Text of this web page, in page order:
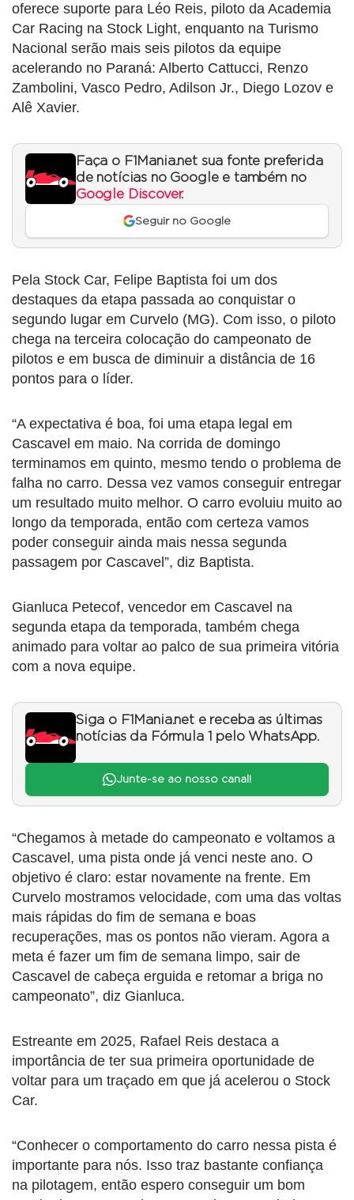
oferece suporte para Léo Reis, piloto da Academia
Car Racing na Stock Light, enquanto na Turismo
Nacional serão mais seis pilotos da equipe
acelerando no Paraná: Alberto Cattucci, Renzo
Zambolini, Vasco Pedro, Adilson Jr., Diego Lozov e
Alê Xavier.
Faça o F1Mania.net sua fonte preferida
de notícias no Google e também no
Google Discover.
Seguir no Google
Pela Stock Car, Felipe Baptista foi um dos
destaques da etapa passada ao conquistar o
segundo lugar em Curvelo (MG). Com isso, o piloto
chega na terceira colocação do campeonato de
pilotos e em busca de diminuir a distância de 16
pontos para o líder.
“A expectativa é boa, foi uma etapa legal em
Cascavel em maio. Na corrida de domingo
terminamos em quinto, mesmo tendo o problema de
falha no carro. Dessa vez vamos conseguir entregar
um resultado muito melhor. O carro evoluiu muito ao
longo da temporada, então com certeza vamos
poder conseguir ainda mais nessa segunda
passagem por Cascavel”, diz Baptista.
Gianluca Petecof, vencedor em Cascavel na
segunda etapa da temporada, também chega
animado para voltar ao palco de sua primeira vitória
com a nova equipe.
Siga o F1Mania.net e receba as últimas
notícias da Fórmula 1 pelo WhatsApp.
Junte-se ao nosso canal!
“Chegamos à metade do campeonato e voltamos a
Cascavel, uma pista onde já venci neste ano. O
objetivo é claro: estar novamente na frente. Em
Curvelo mostramos velocidade, com uma das voltas
mais rápidas do fim de semana e boas
recuperações, mas os pontos não vieram. Agora a
meta é fazer um fim de semana limpo, sair de
Cascavel de cabeça erguida e retomar a briga no
campeonato”, diz Gianluca.
Estreante em 2025, Rafael Reis destaca a
importância de ter sua primeira oportunidade de
voltar para um traçado em que já acelerou o Stock
Car.
“Conhecer o comportamento do carro nessa pista é
importante para nós. Isso traz bastante confiança
na pilotagem, então espero conseguir um bom